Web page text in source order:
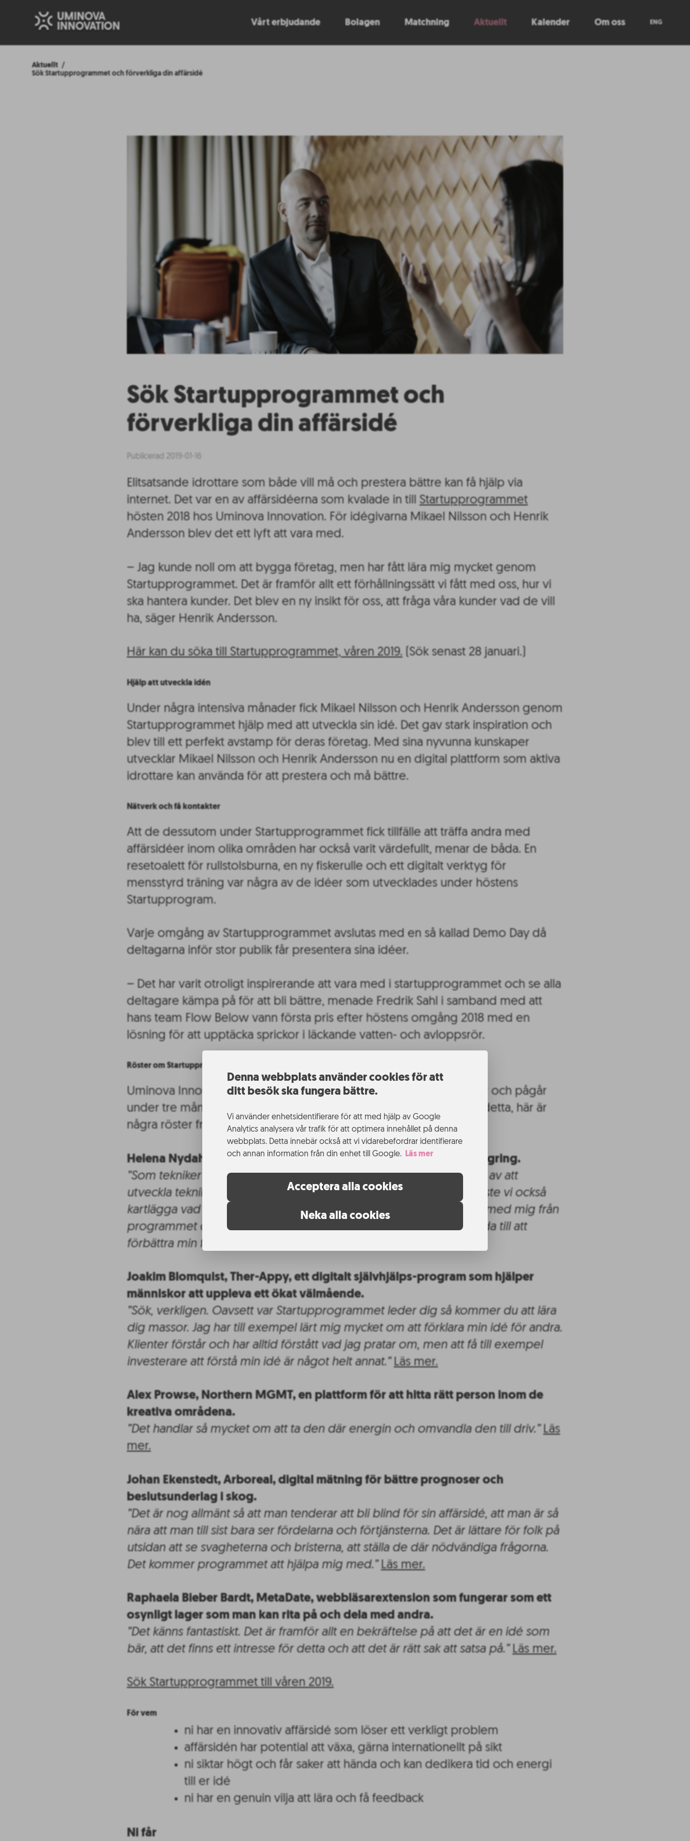
Denna webbplats använder cookies för att
ditt besök ska fungera bättre.
Vi använder enhetsidentifierare för att med hjälp av Google
Analytics analysera vår trafik för att optimera innehållet på denna
webbplats. Detta innebär också att vi vidarebefordrar identifierare
och annan information från din enhet till Google.
Läs mer
Acceptera alla cookies
Neka alla cookies
Vårt erbjudande Bolagen Matchning Aktuellt Kalender Om oss ENG
Aktuellt
Sök Startupprogrammet och förverkliga din affärsidé
Sök Startupprogrammet och
förverkliga din affärsidé
Publicerad 2019-01-16
Elitsatsande idrottare som både vill må och prestera bättre kan få hjälp via
internet. Det var en av affärsidéerna som kvalade in till Startupprogrammet
hösten 2018 hos Uminova Innovation. För idégivarna Mikael Nilsson och Henrik
Andersson blev det ett lyft att vara med.
– Jag kunde noll om att bygga företag, men har fått lära mig mycket genom
Startupprogrammet. Det är framför allt ett förhållningssätt vi fått med oss, hur vi
ska hantera kunder. Det blev en ny insikt för oss, att fråga våra kunder vad de vill
ha, säger Henrik Andersson.
Här kan du söka till Startupprogrammet, våren 2019. (Sök senast 28 januari.)
Hjälp att utveckla idén
Under några intensiva månader fick Mikael Nilsson och Henrik Andersson genom
Startupprogrammet hjälp med att utveckla sin idé. Det gav stark inspiration och
blev till ett perfekt avstamp för deras företag. Med sina nyvunna kunskaper
utvecklar Mikael Nilsson och Henrik Andersson nu en digital plattform som aktiva
idrottare kan använda för att prestera och må bättre.
Nätverk och få kontakter
Att de dessutom under Startupprogrammet fick tillfälle att träffa andra med
affärsidéer inom olika områden har också varit värdefullt, menar de båda. En
resetoalett för rullstolsburna, en ny fiskerulle och ett digitalt verktyg för
mensstyrd träning var några av de idéer som utvecklades under höstens
Startupprogram.
Varje omgång av Startupprogrammet avslutas med en så kallad Demo Day då
deltagarna inför stor publik får presentera sina idéer.
– Det har varit otroligt inspirerande att vara med i startupprogrammet och se alla
deltagare kämpa på för att bli bättre, menade Fredrik Sahl i samband med att
hans team Flow Below vann första pris efter höstens omgång 2018 med en
lösning för att upptäcka sprickor i läckande vatten- och avloppsrör.
Röster om Startupprogrammet
Uminova Innovations Startupprogram arrangeras två gånger per år och pågår
under tre månader. I vårt nyhetsflöde har vi skrivit flera artiklar om detta, här är
några röster från dessa artiklar.
Helena Nydahl, Förnybart energilager, miljövänligare tryckluftslagring.
”Som tekniker är både jag och min kompanjon väldigt intresserade av att
utveckla tekniken, men för att detta ska bli en gångbar produkt måste vi också
kartlägga vad marknaden behöver och vill ha. Kunskaperna jag får med mig från
programmet och alla workshops på Uminova kan jag också använda till att
förbättra min forskning.”
Joakim Blomquist, Ther-Appy, ett digitalt självhjälps-program som hjälper
människor att uppleva ett ökat välmående.
”Sök, verkligen. Oavsett var Startupprogrammet leder dig så kommer du att lära
dig massor. Jag har till exempel lärt mig mycket om att förklara min idé för andra.
Klienter förstår och har alltid förstått vad jag pratar om, men att få till exempel
investerare att förstå min idé är något helt annat.” Läs mer.
Alex Prowse, Northern MGMT, en plattform för att hitta rätt person inom de
kreativa områdena.
”Det handlar så mycket om att ta den där energin och omvandla den till driv.” Läs
mer.
Johan Ekenstedt, Arboreal, digital mätning för bättre prognoser och
beslutsunderlag i skog.
”Det är nog allmänt så att man tenderar att bli blind för sin affärsidé, att man är så
nära att man till sist bara ser fördelarna och förtjänsterna. Det är lättare för folk på
utsidan att se svagheterna och bristerna, att ställa de där nödvändiga frågorna.
Det kommer programmet att hjälpa mig med.” Läs mer.
Raphaela Bieber Bardt, MetaDate, webbläsarextension som fungerar som ett
osynligt lager som man kan rita på och dela med andra.
”Det känns fantastiskt. Det är framför allt en bekräftelse på att det är en idé som
bär, att det finns ett intresse för detta och att det är rätt sak att satsa på.” Läs mer.
Sök Startupprogrammet till våren 2019.
För vem
ni har en innovativ affärsidé som löser ett verkligt problem
affärsidén har potential att växa, gärna internationellt på sikt
ni siktar högt och får saker att hända och kan dedikera tid och energi
till er idé
ni har en genuin vilja att lära och få feedback
Ni får